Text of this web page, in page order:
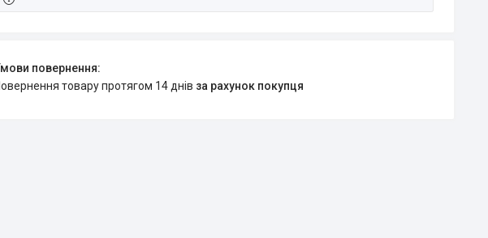
повернення товару протягом 14 днів за рахунок покупця